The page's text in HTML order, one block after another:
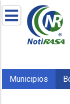
Municipios